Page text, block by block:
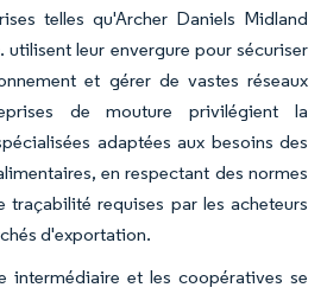
telles qu'Archer Daniels Midland
leur envergure pour sécuriser
et gérer de vastes réseaux
de mouture privilégient la
adaptées aux besoins des
en respectant des normes
requises par les acheteurs
d'exportation.
intermédiaire et les coopératives se